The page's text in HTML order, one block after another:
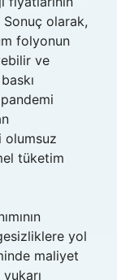
Sonuç olarak,
folyonun
ve
olumsuz
tüketim
yol
maliyet